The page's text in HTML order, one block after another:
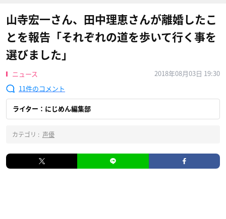
山寺宏一さん、田中理恵さんが離婚したこ
とを報告「それぞれの道を歩いて行く事を
選びました」
ニュース
2018年08月03日 19:30
11
ライター：にじめん編集部
カテゴリ : 声優